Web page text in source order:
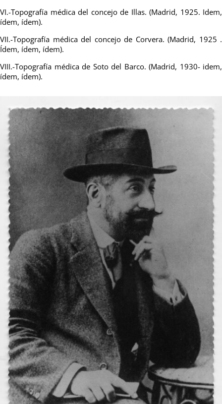
VI.-Topografía médica del concejo de Illas. (Madrid, 1925. Idem,
ídem, ídem).
VII.-Topografía médica del concejo de Corvera. (Madrid, 1925 .
Ídem, ídem, ídem).
VIII.-Topografía médica de Soto del Barco. (Madrid, 1930- idem,
ídem, ídem).